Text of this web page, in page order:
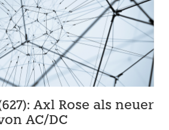
Axl Rose als neuer
AC/DC